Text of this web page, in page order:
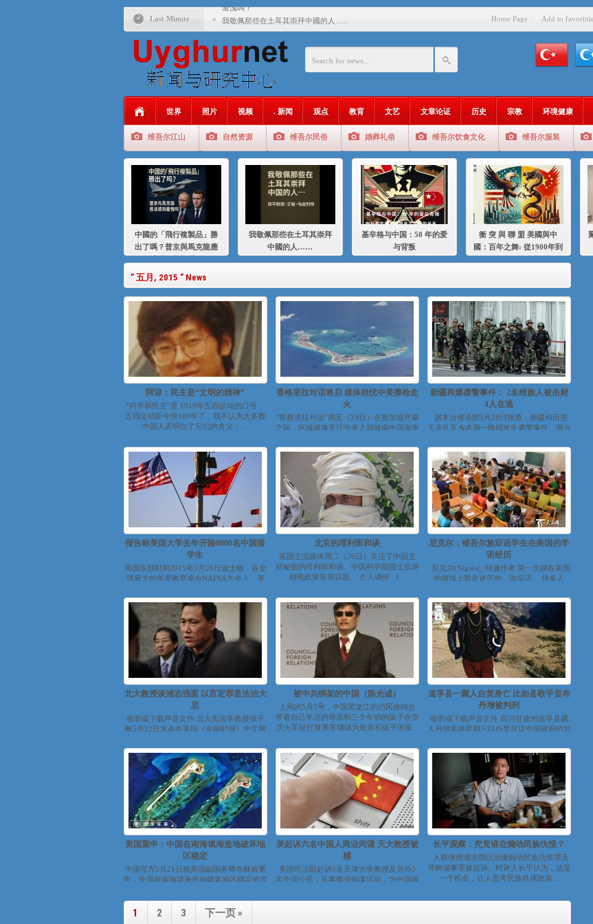
Last Minute
羞愧嗎？
我敬佩那些在土耳其崇拜中國的人……
基辛格与中国：50 年的爱与背叛
年的百年關係
大一统情结使魏京生失去理智 / 伊利夏提
伊利夏提：在自责与内疚中的挣扎
伊利夏提：消失在集中营的红衣女孩
伊利夏提：维吾尔种族灭绝
Home Page Add to
世界 照片 视频 . 新闻 观点 教育 文艺 文章论证 历史 宗教 环境健康
维吾尔江山 自然资源 维吾尔民俗 婚葬礼俗 维吾尔饮食文化 维吾尔服装
中國的「飛行複製品」勝
出了嗎？普京與馬克龍應
我敬佩那些在土耳其崇拜
中國的人……
基辛格与中国：50 年的爱
与背叛
衝 突 與 聯 盟 美國與中
國：百年之舞: 從1900年到
" 五月, 2015 " News
阿谅：民主是“文明的精神”
“科学和民主”是 1919年五四运动的口号，
五四运动距今快100年了，我不认为大多数
中国人弄明白了它们的含义： ...
香格里拉对话将启 媒体担忧中美擦枪走
火
“香格里拉对话”周五（29日）在新加坡开幕
之际，区域媒体关注中美之间就南中国海争
新疆再爆袭警事件： 2名维族人被击毙
4人在逃
据本台维语部5月28日报道，新疆和田墨
玉县扎瓦乡本周一晚间发生袭警事件。据当
报告称美国大学去年开除8000名中国留
学生
美国东部时间2015年5月26日波士顿，在全
球最大的年度教育盛会NAFSA大会上，美
北京的塔利班和谈
英国主流媒体周二（26日）关注了中国主
持秘密的塔利班和谈、中国科学院院士批评
核电政策等等议题。 介入调停 《...
尼克尔：维吾尔族双语学生在美国的学
语经历
尼克尔(Nigara), 特邀作者 第一次踏在美国
的领域上我是迷茫的，说实话。 很多人
北大教授谈浦志强案 以言定罪是法治大
忌
收听或下载声音文件 北大宪法学教授张千
帆5月22日发表在英国《金融时报》中文网
被中共绑架的中国（陈光诚）
上周的5月2号，中国黑龙江的访民徐纯合
带着自己年迈的母亲和三个年幼的孩子在安
庆火车站打算乘车继续为母亲和孩子等家...
道孚县一藏人自焚身亡 比如县歌手贡布
丹增被判刑
收听或下载声音文件 四川甘孜州道孚县藏
人丹增嘉措星期三以自焚抗议中国政府的对
美国重申：中国在南海填海造地破坏地
区稳定
中国官方5月21日就美国副国务卿布林肯重
申，中国在南海填海造地破坏地区稳定的言
美起诉六名中国人商业间谍 天大教授被
捕
美国司法部起诉3名天津大学教授及另外3
名中国公民，从事商业间谍活动，为中国政
如...
长平观察：究竟谁在煽动民族仇恨？
人权律师浦志强以涉嫌煽动民族仇恨罪及
寻衅滋事罪被起诉。时评人长平认为，这是
一个机会，让人思考民族歧视政策...
1 2 3 下一页 »